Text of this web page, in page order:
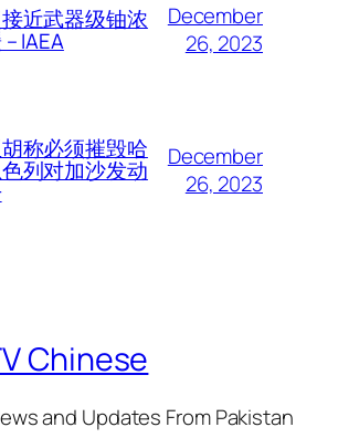
近武器级铀浓
IAEA
December
26, 2023
称必须摧毁哈
列对加沙发动
December
26, 2023
Chinese
and Updates From Pakistan